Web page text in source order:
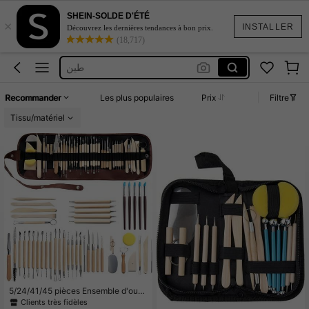
INSTALLER
×
SHEIN-SOLDE D'ÉTÉ
Découvrez les dernières tendances à bon prix.
(18,717)
Clay Tools
Poterie
طين
Clay Tools
Poterie
Recommander Les plus populaires Prix
Filtre
Tissu/matériel
5/24/41/45 pièces Ensemble d'outil
s en bois pour poterie et sculpture,
Clients très fidèles